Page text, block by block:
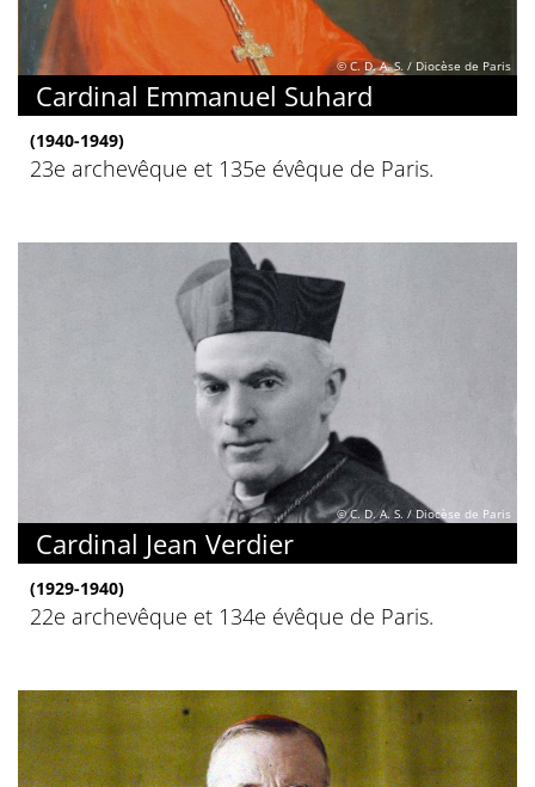
© C. D. A. S. / Diocèse de Paris
Cardinal Emmanuel Suhard
(1940-1949)
23e archevêque et 135e évêque de Paris.
© C. D. A. S. / Diocèse de Paris
Cardinal Jean Verdier
(1929-1940)
22e archevêque et 134e évêque de Paris.